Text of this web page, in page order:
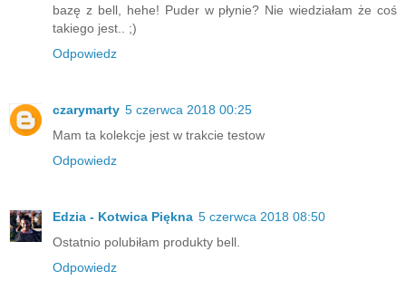
bazę z bell, hehe! Puder w płynie? Nie wiedziałam że coś
takiego jest.. ;)
Odpowiedz
czarymarty 5 czerwca 2018 00:25
Mam ta kolekcje jest w trakcie testow
Odpowiedz
Edzia - Kotwica Piękna 5 czerwca 2018 08:50
Ostatnio polubiłam produkty bell.
Odpowiedz